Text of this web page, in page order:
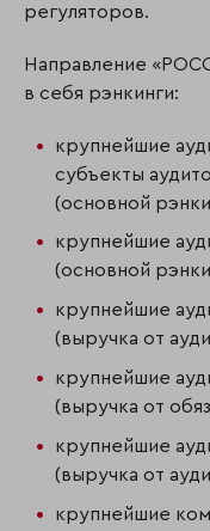
регуляторов.
Направление
в себя рэнкинги:
крупнейшие
субъекты
(основной
крупнейшие
(основной
крупнейшие
(выручка от
крупнейшие
(выручка от
крупнейшие
(выручка от
крупнейшие